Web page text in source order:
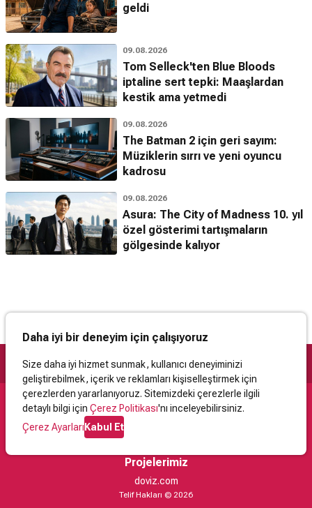
geldi
09.08.2026
Tom Selleck'ten Blue Bloods
iptaline sert tepki: Maaşlardan
kestik ama yetmedi
09.08.2026
The Batman 2 için geri sayım:
Müziklerin sırrı ve yeni oyuncu
kadrosu
09.08.2026
Asura: The City of Madness 10. yıl
özel gösterimi tartışmaların
gölgesinde kalıyor
Daha iyi bir deneyim için çalışıyoruz
Size daha iyi hizmet sunmak, kullanıcı deneyiminizi
geliştirebilmek, içerik ve reklamları kişiselleştirmek için
çerezlerden yararlanıyoruz. Sitemizdeki çerezlerle ilgili
detaylı bilgi için Çerez Politikası'nı inceleyebilirsiniz.
Çerez AyarlarıKabul Et
Destek
İletişimYardımKullanıcı Sözleşmesi
Projelerimiz
doviz.com
Telif Hakları © 2026